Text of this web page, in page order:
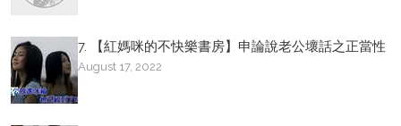
7. 【紅媽咪的不快樂書房】申論說老公壞話之正當性
August 17, 2022